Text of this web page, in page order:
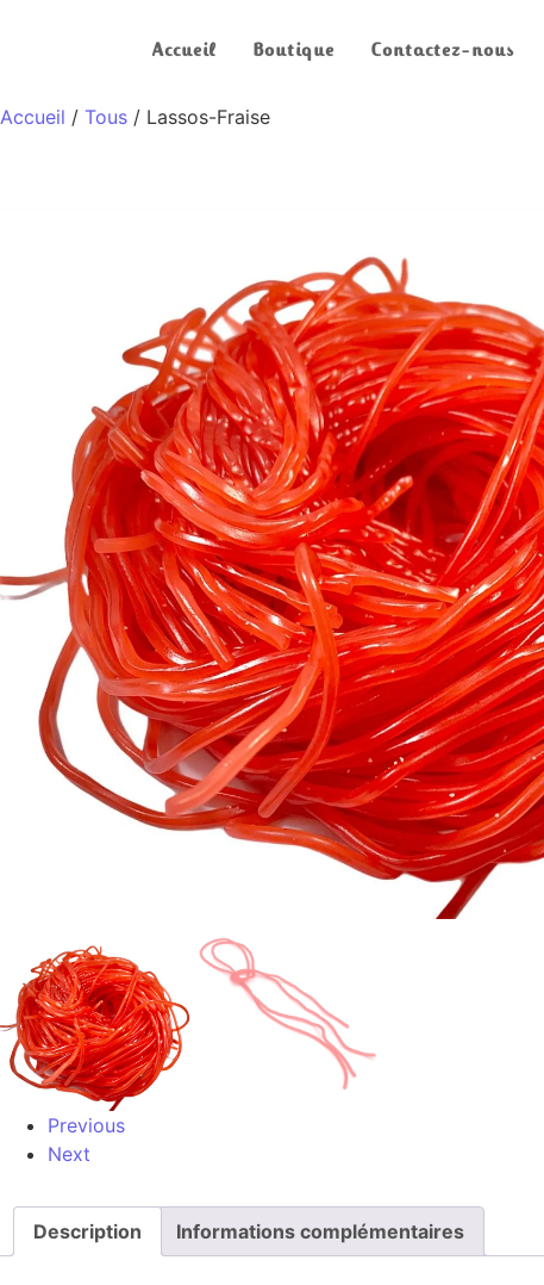
Accueil Boutique Contactez-nous
Accueil / Tous / Lassos-Fraise
Previous
Next
Description Informations complémentaires